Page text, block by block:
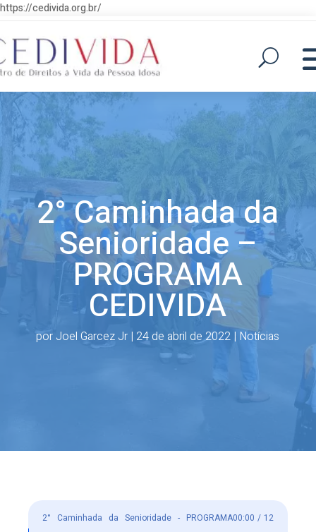
https://cedivida.org.br/
2° Caminhada da
Senioridade –
PROGRAMA
CEDIVIDA
por Joel Garcez Jr | 24 de abril de 2022 | Notícias
2° Caminhada da Senioridade - PROGRAMA00:00 / 12